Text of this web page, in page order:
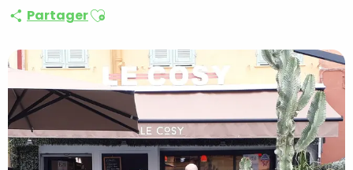
PartagerAjouter aux favoris